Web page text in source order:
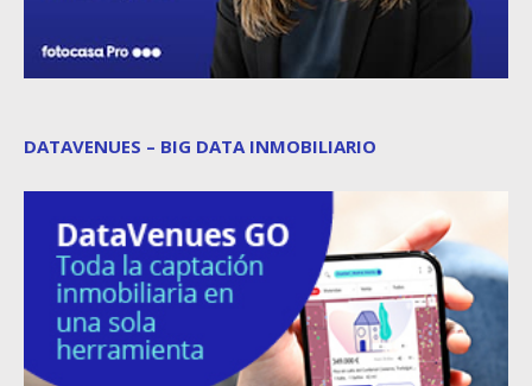
DATAVENUES – BIG DATA INMOBILIARIO